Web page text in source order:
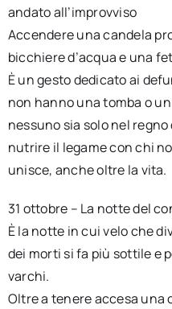
andato all’improvviso
Accendere una candela
bicchiere d’acqua e una
È un gesto dedicato ai
non hanno una tomba o
nessuno sia solo nel
nutrire il legame con chi
unisce, anche oltre la vita.
31 ottobre – La notte del
È la notte in cui velo che
dei morti si fa più sottile e
varchi.
Oltre a tenere accesa una